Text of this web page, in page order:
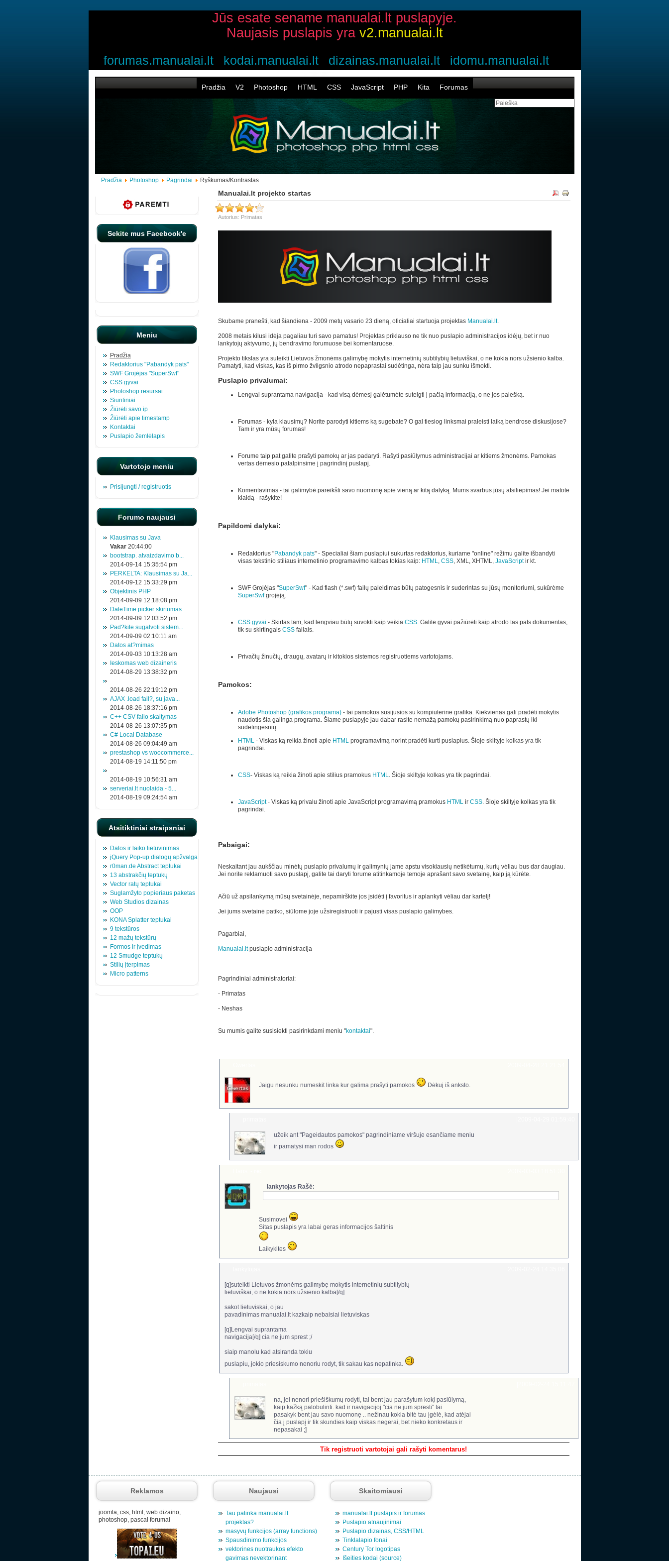
Jūs esate sename manualai.lt puslapyje.
Naujasis puslapis yra v2.manualai.lt
forumas.manualai.lt kodai.manualai.lt dizainas.manualai.lt idomu.manualai.lt
Pradžia V2 Photoshop HTML CSS JavaScript PHP Kita Forumas
Pradžia Photoshop Pagrindai Ryškumas/Kontrastas
Sekite mus Facebook'e
Meniu
Pradžia
Redaktorius "Pabandyk pats"
SWF Grojėjas "SuperSwf"
CSS gyvai
Photoshop resursai
Siuntiniai
Žiūrėti savo ip
Žiūrėti apie timestamp
Kontaktai
Puslapio žemlėlapis
Vartotojo meniu
Prisijungti / registruotis
Forumo naujausi
Klausimas su Java
Vakar20:44:00
bootstrap. atvaizdavimo b...
2014-09-14 15:35:54 pm
PERKELTA: Klausimas su Ja...
2014-09-12 15:33:29 pm
Objektinis PHP
2014-09-09 12:18:08 pm
DateTime picker skirtumas
2014-09-09 12:03:52 pm
Pad?kite sugalvoti sistem...
2014-09-09 02:10:11 am
Datos at?mimas
2014-09-03 10:13:28 am
Ieskomas web dizaineris
2014-08-29 13:38:32 pm
2014-08-26 22:19:12 pm
AJAX .load fail?, su java...
2014-08-26 18:37:16 pm
C++ CSV failo skaitymas
2014-08-26 13:07:35 pm
C# Local Database
2014-08-26 09:04:49 am
prestashop vs woocommerce...
2014-08-19 14:11:50 pm
2014-08-19 10:56:31 am
serveriai.lt nuolaida - 5...
2014-08-19 09:24:54 am
Atsitiktiniai straipsniai
Datos ir laiko lietuvinimas
jQuery Pop-up dialogų apžvalga
r0man.de Abstract teptukai
13 abstrakčių teptukų
Vector ratų teptukai
Suglamžyto popieriaus paketas
Web Studios dizainas
OOP
KONA Splatter teptukai
9 tekstūros
12 mažų tekstūrų
Formos ir įvedimas
12 Smudge teptukų
Stilių įterpimas
Micro patterns
Manualai.lt projekto startas
Autorius: Primatas
Skubame pranešti, kad šiandiena - 2009 metų vasario 23 dieną, oficialiai startuoja projektas Manualai.lt.
2008 metais kilusi idėja pagaliau turi savo pamatus! Projektas priklauso ne tik nuo puslapio administracijos idėjų, bet ir nuo
lankytojų aktyvumo, jų bendravimo forumuose bei komentaruose.
Projekto tikslas yra suteikti Lietuvos žmonėms galimybę mokytis internetinių subtilybių lietuviškai, o ne kokia nors užsienio kalba.
Pamatyti, kad viskas, kas iš pirmo žvilgsnio atrodo nepaprastai sudėtinga, nėra taip jau sunku išmokti.
Puslapio privalumai:
Lengvai suprantama navigacija - kad visą dėmesį galėtumėte sutelgti į pačią informaciją, o ne jos paiešką.
Forumas - kyla klausimų? Norite parodyti kitiems ką sugebate? O gal tiesiog linksmai praleisti laiką bendrose diskusijose?
Tam ir yra mūsų forumas!
Forume taip pat galite prašyti pamokų ar jas padaryti. Rašyti pasiūlymus administracijai ar kitiems žmonėms. Pamokas
vertas dėmesio patalpinsime į pagrindinį puslapį.
Komentavimas - tai galimybė pareikšti savo nuomonę apie vieną ar kitą dalyką. Mums svarbus jūsų atsiliepimas! Jei matote
klaidą - rašykite!
Papildomi dalykai:
Redaktorius "Pabandyk pats" - Specialiai šiam puslapiui sukurtas redaktorius, kuriame "online" režimu galite išbandyti
visas tekstinio stiliaus internetinio programavimo kalbas tokias kaip: HTML, CSS, XML, XHTML, JavaScriptir kt.
SWF Grojėjas "SuperSwf" - Kad flash (*.swf) failų paleidimas būtų patogesnis ir suderintas su jūsų monitoriumi, sukūrėme
SuperSwfgrojėją.
CSS gyvai - Skirtas tam, kad lengviau būtų suvokti kaip veikia CSS. Galite gyvai pažiūrėti kaip atrodo tas pats dokumentas,
tik su skirtingais CSSfailais.
Privačių žinučių, draugų, avatarų ir kitokios sistemos registruotiems vartotojams.
Pamokos:
Adobe Photoshop (grafikos programa)- tai pamokos susijusios su kompiuterine grafika. Kiekvienas gali pradėti mokytis
naudotis šia galinga programa. Šiame puslapyje jau dabar rasite nemažą pamokų pasirinkimą nuo paprastų iki
sudėtingesnių.
HTML- Viskas ką reikia žinoti apie HTMLprogramavimą norint pradėti kurti puslapius. Šioje skiltyje kolkas yra tik
pagrindai.
CSS- Viskas ką reikia žinoti apie stilius pramokus HTML. Šioje skiltyje kolkas yra tik pagrindai.
JavaScript- Viskas ką privalu žinoti apie JavaScript programavimą pramokus HTMLir CSS. Šioje skiltyje kolkas yra tik
pagrindai.
Pabaigai:
Neskaitant jau aukščiau minėtų puslapio privalumų ir galimynių jame apstu visokiausių netikėtumų, kurių vėliau bus dar daugiau.
Jei norite reklamuoti savo puslapį, galite tai daryti forume atitinkamoje temoje aprašant savo svetainę, kaip ją kūrėte.
Ačiū už apsilankymą mūsų svetainėje, nepamirškite jos įsidėti į favoritus ir aplankyti vėliau dar kartelį!
Jei jums svetainė patiko, siūlome joje užsiregistruoti ir pajusti visas puslapio galimybes.
Pagarbiai,
Manualai.ltpuslapio administracija
Pagrindiniai administratoriai:
- Primatas
- Neshas
Su mumis galite susisiekti pasirinkdami meniu "kontaktai".
Jaigu nesunku numeskit linka kur galima prašyti pamokos Dėkuj iš anksto.
užeik ant "Pageidautos pamokos" pagrindiniame viršuje esančiame meniu
ir pamatysi man rodos
lankytojas Rašė:
Susimovei
Sitas puslapis yra labai geras informacijos šaltinis
Laikykites
[q]suteikti Lietuvos žmonėms galimybę mokytis internetinių subtilybių
lietuviškai, o ne kokia nors užsienio kalba[/q]
sakot lietuviskai, o jau
pavadinimas manualai.lt kazkaip nebaisiai lietuviskas
[q]Lengvai suprantama
navigacija[/q] cia ne jum sprest ;/
siaip manolu kad atsiranda tokiu
puslapiu, jokio priesiskumo nenoriu rodyt, tik sakau kas nepatinka.
na, jei nenori priešiškumų rodyti, tai bent jau parašytum kokį pasiūlymą,
kaip kažką patobulinti. kad ir navigacijoj "cia ne jum spresti" tai
pasakyk bent jau savo nuomonę .. nežinau kokia bitė tau įgėlė, kad atėjai
čia į puslapį ir tik skundies kaip viskas negerai, bet nieko konkretaus ir
nepasakai ;]
Tik registruoti vartotojai gali rašyti komentarus!
Reklamos
joomla, css, html, web dizaino,
photoshop, pascal forumai
Naujausi
Tau patinka manualai.lt
projektas?
masyvų funkcijos (array functions)
Spausdinimo funkcijos
vektorines nuotraukos efekto
gavimas nevektorinant
Skaitomiausi
manualai.lt puslapis ir forumas
Puslapio atnaujinimai
Puslapio dizainas, CSS/HTML
Tinklalapio fonai
Century Tor logotipas
Išeities kodai (source)